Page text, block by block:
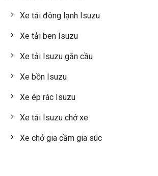
Xe tải đông lạnh Isuzu
Xe tải ben Isuzu
Xe tải Isuzu gắn cầu
Xe bồn Isuzu
Xe ép rác Isuzu
Xe tải Isuzu chở xe
Xe chở gia cầm gia súc